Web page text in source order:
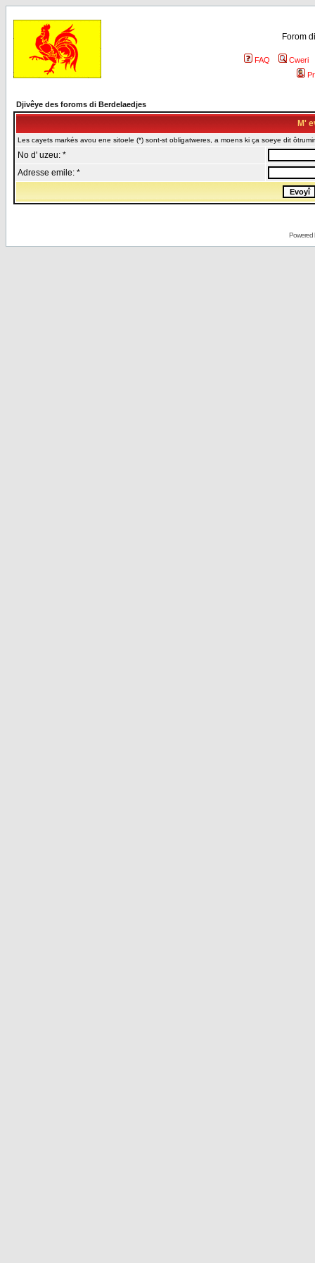
Forom
FAQ
Cweri
Djivêye des foroms di Berdelaedjes
M'
Les cayets markés avou ene sitoele (*) sont-st obligatweres, a moens ki ça soeye dit
No d' uzeu: *
Adresse emile: *
Powered